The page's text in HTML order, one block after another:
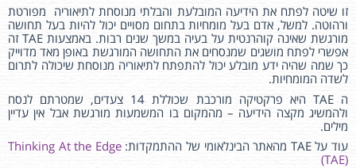
זו שיטה לפתח את הידיעה המובלעת והבלתי מנוסחת לתיאוריה מפורטת
ורהוטה. למשל, אדם בעל מומחיות בתחום מסויים יכול להיות בעל תחושה
מורגשת שאינה קוהרנטית על בעיה במשך שנים רבות. באמצעות TAE זה
אפשרי לפתח מושגים שמנסחים את התחושה המורגשת באופן מאד מדוייק
כך שמה שהיה ידע מובלע יכול להתפתח לתיאוריה מנוסחת שיכולה לתרום
לשדה המומחיות.
ה TAE היא פרקטיקה מורכבת שכוללת 14 צעדים, שמטרתם לנסח
ולהמשיג מקצה הידיעה – מהמקום בו המשמעות מורגשת אבל אין עדיין
מילים.
עוד על TAE מהאתר הבינלאומי של ההתמקדות:
Thinking At the Edge
(TAE)